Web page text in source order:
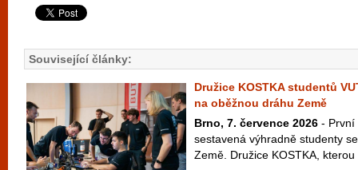
Související články:
Družice KOSTKA studentů
na oběžnou dráhu Země
Brno, 7. července 2026 - První
sestavená výhradně studenty
Země. Družice KOSTKA,